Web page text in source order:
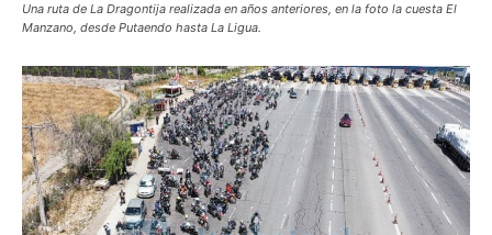
Una ruta de La Dragontija realizada en años anteriores, en la foto la cuesta El
Manzano, desde Putaendo hasta La Ligua.